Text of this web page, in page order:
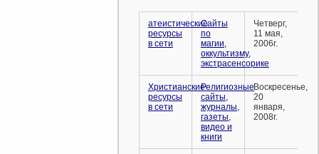
атеистические
ресурсы
в сети
Сайты
по
магии,
оккультизму,
экстрасенсорике
Четверг,
11 мая,
2006г.
Христианские
ресурсы
в сети
Религиозные
сайты,
журналы,
газеты,
видео и
книги
Воскресенье,
20
января,
2008г.